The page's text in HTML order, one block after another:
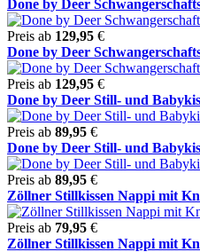
Done by Deer
Preis ab 129,95 €
Done by Deer
Preis ab 129,95 €
Done by Deer Still- und
Preis ab 89,95 €
Done by Deer Still- und
Preis ab 89,95 €
Zöllner Stillkissen Nappi mit
Preis ab 79,95 €
Zöllner Stillkissen Nappi mit